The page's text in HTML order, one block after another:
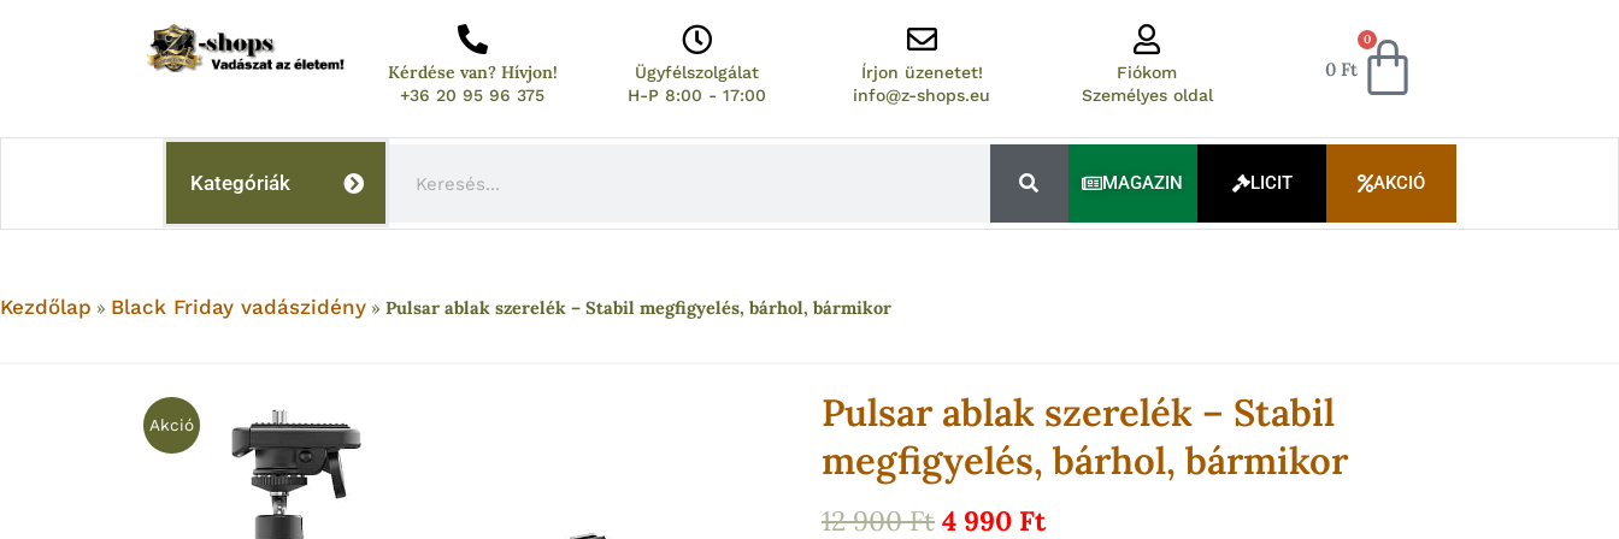
Kérdése van? Hívjon!
+36 20 95 96 375
Ügyfélszolgálat
H-P 8:00 - 17:00
Írjon üzenetet!
info@z-shops.eu
Fiókom
Személyes oldal
0 Ft
0
Kosár
Kategóriák MAGAZIN LICIT AKCIÓ
Kezdőlap » Black Friday vadászidény » Pulsar ablak szerelék – Stabil megfigyelés, bárhol, bármikor
Akció
Pulsar ablak szerelék – Stabil
megfigyelés, bárhol, bármikor
12 900Ft Original
4 990 FtCurrent